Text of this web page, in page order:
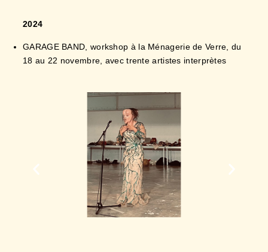
GARAGE BAND, workshop à la Ménagerie de Verre, du